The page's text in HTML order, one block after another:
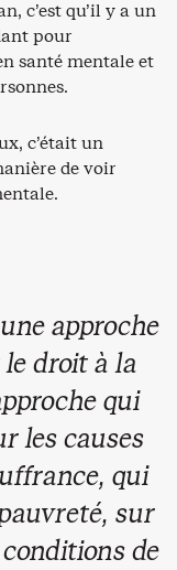
c’est qu’il y a un
pour
santé mentale et
c’était un
de voir
approche
droit à la
qui
les causes
qui
sur
de